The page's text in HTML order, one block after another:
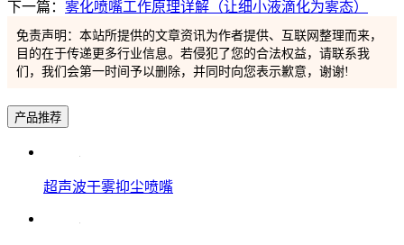
下一篇： 雾化喷嘴工作原理详解（让细小液滴化为雾态）
免责声明：本站所提供的文章资讯为作者提供、互联网整理而来，
目的在于传递更多行业信息。若侵犯了您的合法权益，请联系我
们，我们会第一时间予以删除，并同时向您表示歉意，谢谢!
产品推荐
超声波干雾抑尘喷嘴